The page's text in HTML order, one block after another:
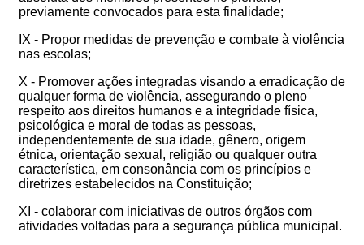
previamente convocados para esta finalidade;
IX - Propor medidas de prevenção e combate à violência
nas escolas;
X - Promover ações integradas visando a erradicação de
qualquer forma de violência, assegurando o pleno
respeito aos direitos humanos e a integridade física,
psicológica e moral de todas as pessoas,
independentemente de sua idade, gênero, origem
étnica, orientação sexual, religião ou qualquer outra
característica, em consonância com os princípios e
diretrizes estabelecidos na Constituição;
XI - colaborar com iniciativas de outros órgãos com
atividades voltadas para a segurança pública municipal.